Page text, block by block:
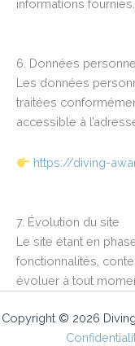
informations fournies.
6. Données
Les données
traitées
accessible à
https://diving-
7. Évolution du site
Le site étant en
fonctionnalités,
évoluer à tout
Copyright © 2026